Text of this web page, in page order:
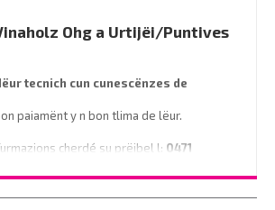
Ohg a Urtijëi/Puntives
tecnich cun cunescënzes de
paiamënt y n bon tlima de lëur.
cherdé su prëibel l: 0471
a